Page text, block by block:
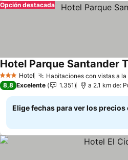
Opción destacada
3 Estrellas
Hotel Habitaciones con vistas a
Hotel Parque Santander
8,8 Excelente 1.351 a 2.1 km de:
Elige fechas para ver los precios